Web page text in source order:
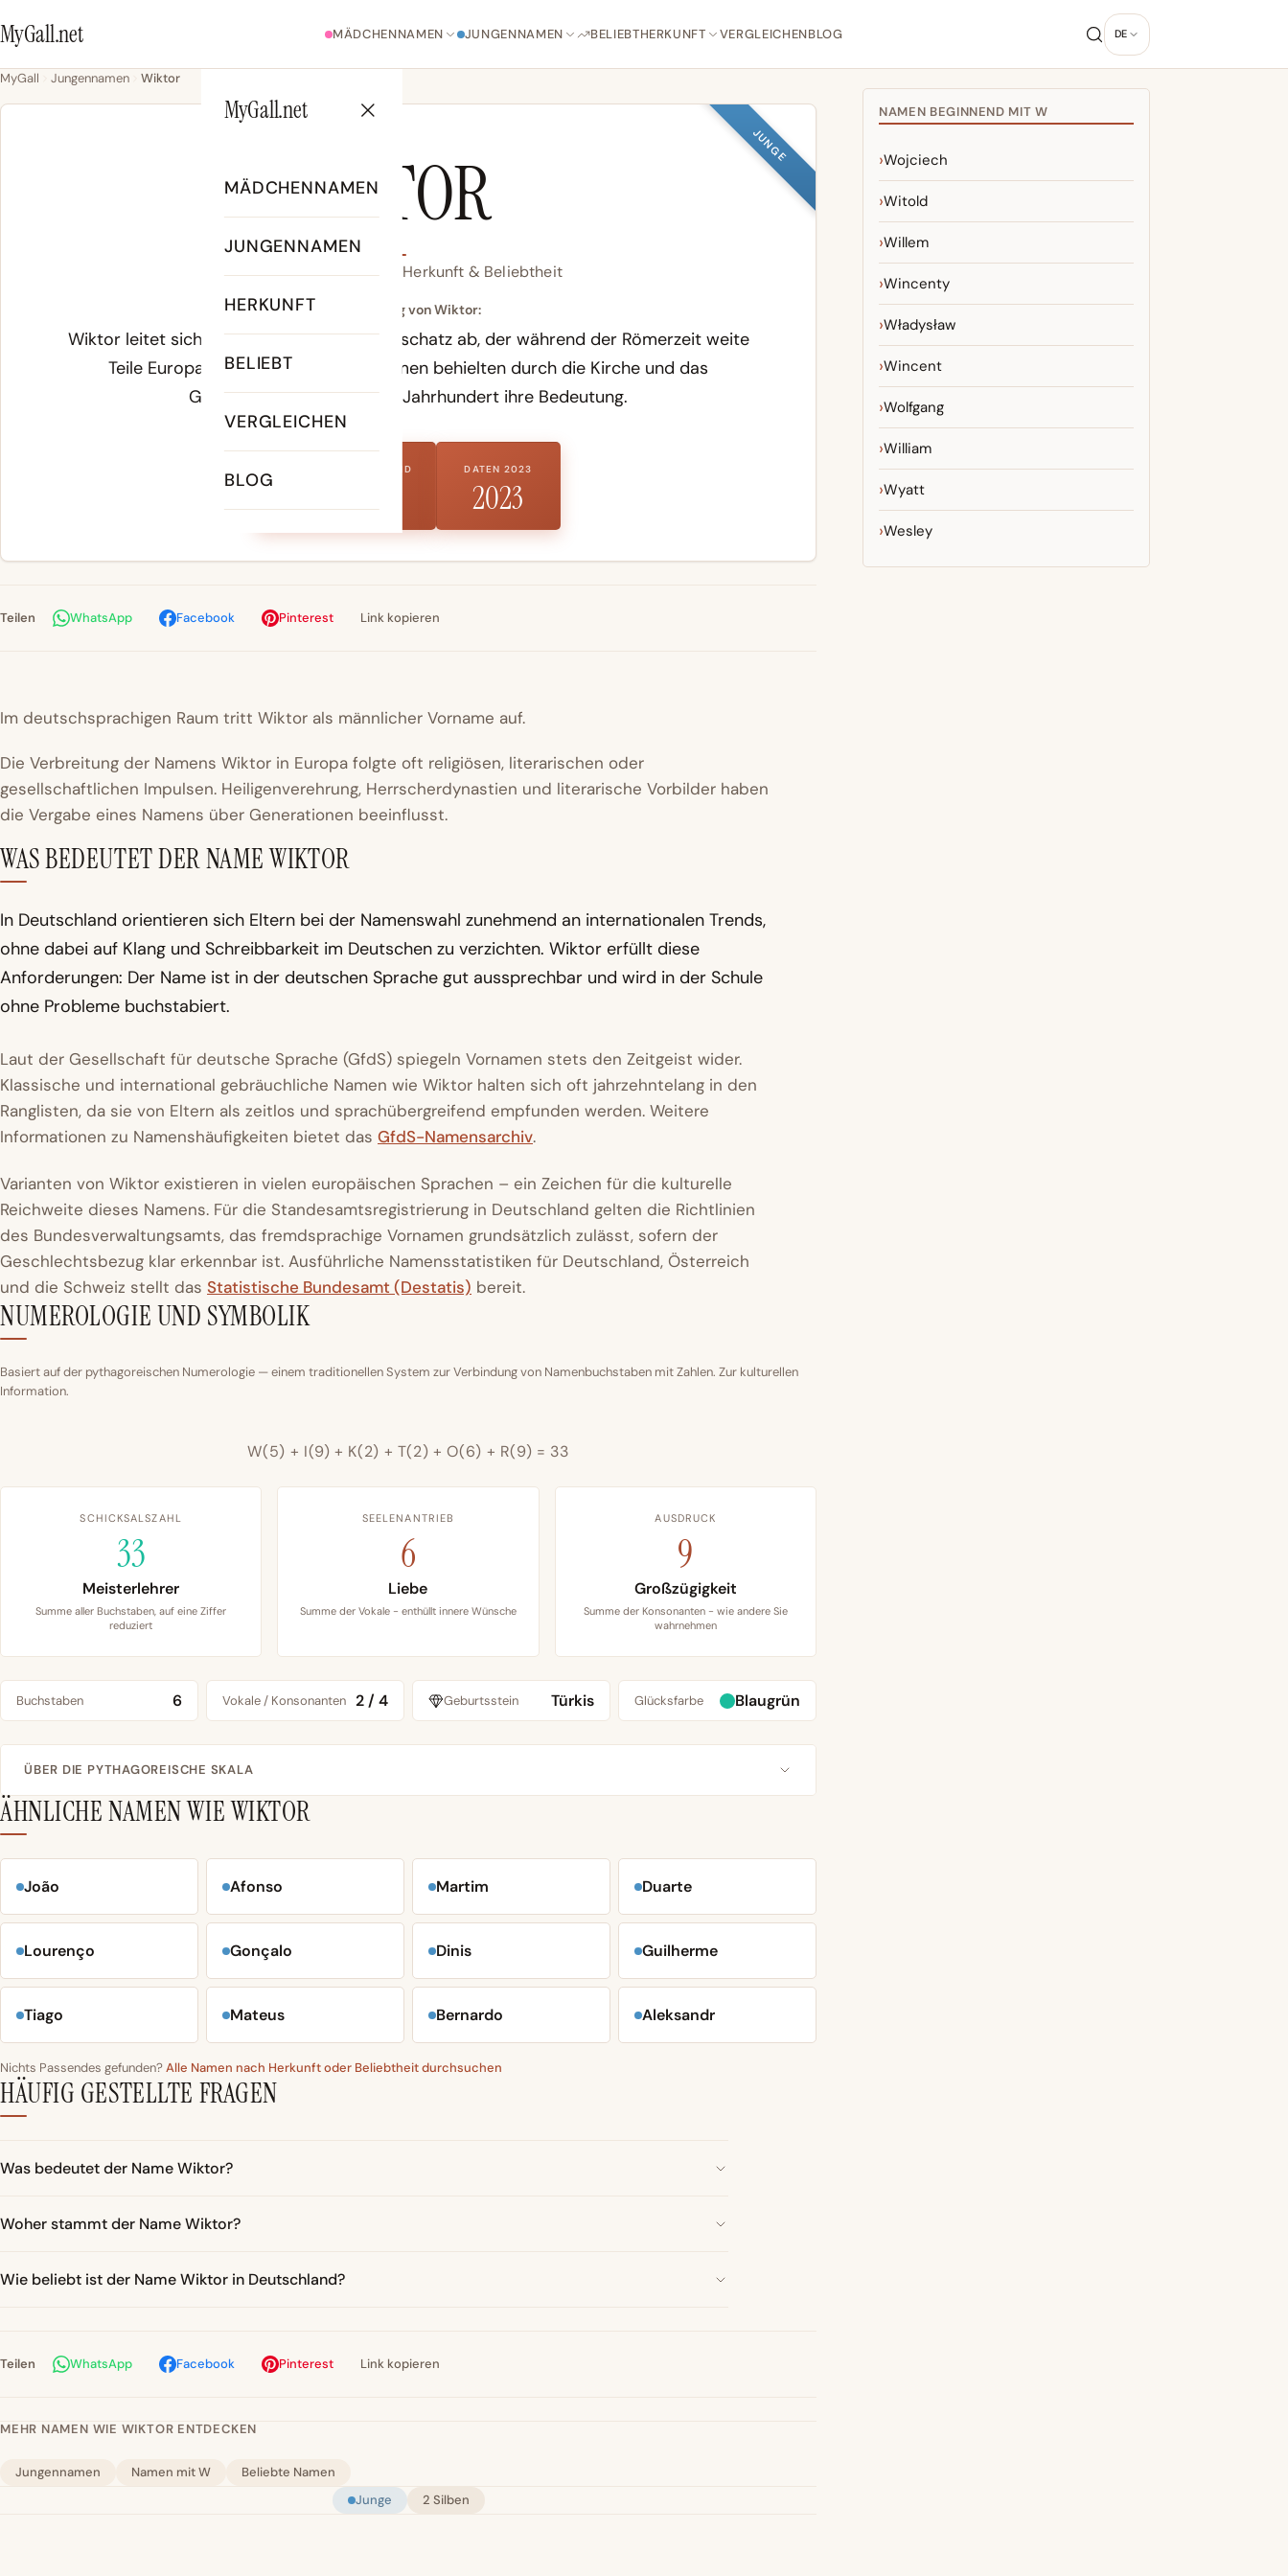
MyGall.net MÄDCHENNAMEN JUNGENNAMEN BELIEBTHERKUNFT VERGLEICHENBLOG DE
MyGall.net
MÄDCHENNAMEN
JUNGENNAMEN
HERKUNFT
BELIEBT
VERGLEICHEN
BLOG
MyGall Jungennamen Wiktor
JUNGE
WIKTOR
Wiktor - Bedeutung, Herkunft & Beliebtheit
Bedeutung von Wiktor:
Wiktor leitet sich vom lateinischen Sprachschatz ab, der während der Römerzeit weite
Teile Europas prägte. Lateinische Namen behielten durch die Kirche und das
Gelehrtenwesen bis ins 18. Jahrhundert ihre Bedeutung.
RANG IN DEUTSCHLAND
Nr. 1055
DATEN 2023
2023
Teilen WhatsApp Facebook Pinterest Link kopieren
Im deutschsprachigen Raum tritt Wiktor als männlicher Vorname auf.
Die Verbreitung der Namens Wiktor in Europa folgte oft religiösen, literarischen oder
gesellschaftlichen Impulsen. Heiligenverehrung, Herrscherdynastien und literarische Vorbilder haben
die Vergabe eines Namens über Generationen beeinflusst.
WAS BEDEUTET DER NAME WIKTOR
In Deutschland orientieren sich Eltern bei der Namenswahl zunehmend an internationalen Trends,
ohne dabei auf Klang und Schreibbarkeit im Deutschen zu verzichten. Wiktor erfüllt diese
Anforderungen: Der Name ist in der deutschen Sprache gut aussprechbar und wird in der Schule
ohne Probleme buchstabiert.
Laut der Gesellschaft für deutsche Sprache (GfdS) spiegeln Vornamen stets den Zeitgeist wider.
Klassische und international gebräuchliche Namen wie Wiktor halten sich oft jahrzehntelang in den
Ranglisten, da sie von Eltern als zeitlos und sprachübergreifend empfunden werden. Weitere
Informationen zu Namenshäufigkeiten bietet das GfdS-Namensarchiv.
Varianten von Wiktor existieren in vielen europäischen Sprachen – ein Zeichen für die kulturelle
Reichweite dieses Namens. Für die Standesamtsregistrierung in Deutschland gelten die Richtlinien
des Bundesverwaltungsamts, das fremdsprachige Vornamen grundsätzlich zulässt, sofern der
Geschlechtsbezug klar erkennbar ist. Ausführliche Namensstatistiken für Deutschland, Österreich
und die Schweiz stellt das Statistische Bundesamt (Destatis) bereit.
NUMEROLOGIE UND SYMBOLIK
Basiert auf der pythagoreischen Numerologie — einem traditionellen System zur Verbindung von Namenbuchstaben mit Zahlen. Zur kulturellen
Information.
W(5) + I(9) + K(2) + T(2) + O(6) + R(9) = 33
SCHICKSALSZAHL
33
Meisterlehrer
Summe aller Buchstaben, auf eine Ziffer
reduziert
SEELENANTRIEB
6
Liebe
Summe der Vokale - enthüllt innere Wünsche
AUSDRUCK
9
Großzügigkeit
Summe der Konsonanten - wie andere Sie
wahrnehmen
Buchstaben 6 Vokale / Konsonanten 2 / 4 Geburtsstein Türkis Glücksfarbe Blaugrün
ÜBER DIE PYTHAGOREISCHE SKALA
ÄHNLICHE NAMEN WIE WIKTOR
João Afonso Martim Duarte
Lourenço Gonçalo Dinis Guilherme
Tiago Mateus Bernardo Aleksandr
Nichts Passendes gefunden?Alle Namen nach Herkunft oder Beliebtheit durchsuchen
HÄUFIG GESTELLTE FRAGEN
Was bedeutet der Name Wiktor?
Woher stammt der Name Wiktor?
Wie beliebt ist der Name Wiktor in Deutschland?
Teilen WhatsApp Facebook Pinterest Link kopieren
MEHR NAMEN WIE WIKTOR ENTDECKEN
Jungennamen Namen mit W
Beliebte Namen
Junge
2 Silben
NAMEN BEGINNEND MIT W
Wojciech
Witold
Willem
Wincenty
Władysław
Wincent
Wolfgang
William
Wyatt
Wesley